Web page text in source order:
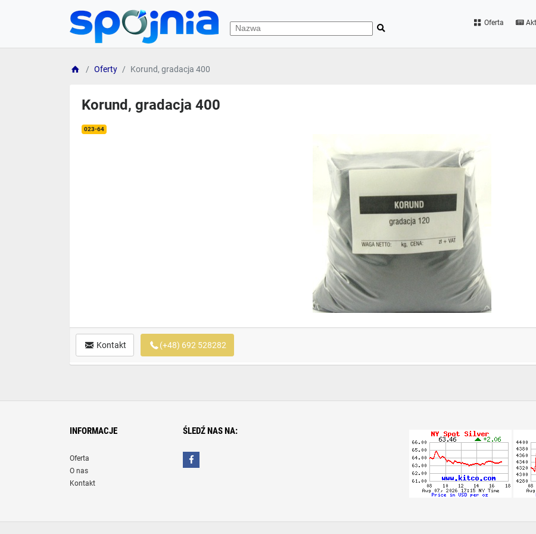
Oferta
Oferty Korund, gradacja 400
Korund, gradacja 400
023-64
Kontakt (+48) 692 528282
INFORMACJE
Oferta
O nas
Kontakt
ŚLEDŹ NAS NA: